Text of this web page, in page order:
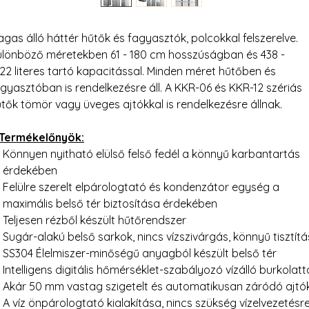
álló háttér hűtők és fagyasztók, polcokkal felszerelve.
méretekben 61 - 180 cm hosszúságban és 438 -
literes tartó kapacitással. Minden méret hűtőben és
is rendelkezésre áll. A KKR-06 és KKR-12 szériás
tömör vagy üveges ajtókkal is rendelkezésre állnak.
Könnyen nyitható elülső felső fedél a könnyű karbantartás
érdekében
Felülre szerelt elpárologtató és kondenzátor egység a
maximális belső tér biztosítása érdekében
Teljesen rézből készült hűtőrendszer
Sugár-alakú belső sarkok, nincs vízszivárgás, könnyű
SS304 Élelmiszer-minőségű anyagból készült belső tér
Intelligens digitális hőmérséklet-szabályozó vízálló
Akár 50 mm vastag szigetelt és automatikusan záródó
A víz önpárologtató kialakítása, nincs szükség